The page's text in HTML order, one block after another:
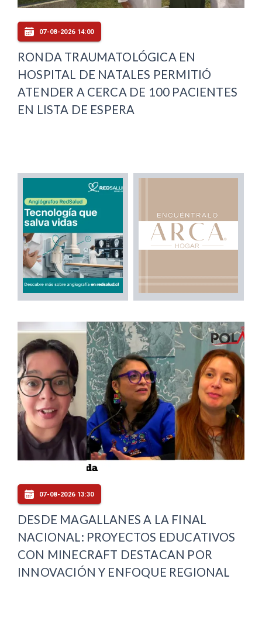
07-08-2026 14:00
RONDA TRAUMATOLÓGICA EN
HOSPITAL DE NATALES PERMITIÓ
ATENDER A CERCA DE 100 PACIENTES
EN LISTA DE ESPERA
07-08-2026 13:30
DESDE MAGALLANES A LA FINAL
NACIONAL: PROYECTOS EDUCATIVOS
CON MINECRAFT DESTACAN POR
INNOVACIÓN Y ENFOQUE REGIONAL